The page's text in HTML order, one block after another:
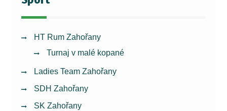
HT Rum Zahořany
Turnaj v malé kopané
Ladies Team Zahořany
SDH Zahořany
SK Zahořany